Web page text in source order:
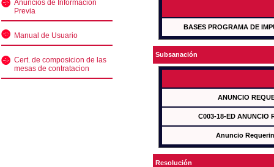
Anuncios de Informacion
Previa
Manual de Usuario
Cert. de composicion de las
mesas de contratacion
BASES PROGRAMA DE
Subsanación
ANUNCIO
C003-18-ED ANUNCIO
Anuncio
Resolución